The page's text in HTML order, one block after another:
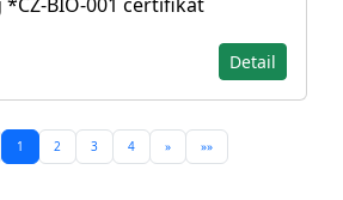
Detail
1 2 3 4 » »»